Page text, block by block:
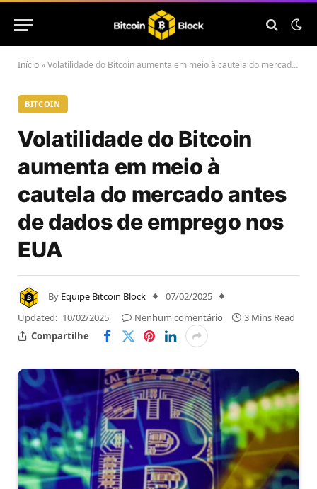
Início »Volatilidade do Bitcoin aumenta em meio à cautela do mercado antes de dados de emprego nos EUA
BITCOIN
Volatilidade do Bitcoin
aumenta em meio à
cautela do mercado antes
de dados de emprego nos
EUA
By Equipe Bitcoin Block
07/02/2025
Updated: 10/02/2025 Nenhum comentário
3 Mins Read
Compartilhe